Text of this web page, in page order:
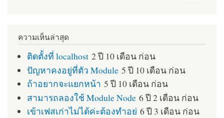
ความเห็นล่าสุด
ติดตั้งที่ localhost 2 ปี 10 เดือน ก่อน
ปัญหาคงอยู่ที่ตัว Module 5 ปี 10 เดือน ก่อน
ถ้าอยากจะแยกหน้า 5 ปี 10 เดือน ก่อน
สามารถลองใช้ Module Node 6 ปี 2 เดือน ก่อน
เข้าเฟสเก่าไม่ได้ค่ะต้องทำอย่ 6 ปี 3 เดือน ก่อน